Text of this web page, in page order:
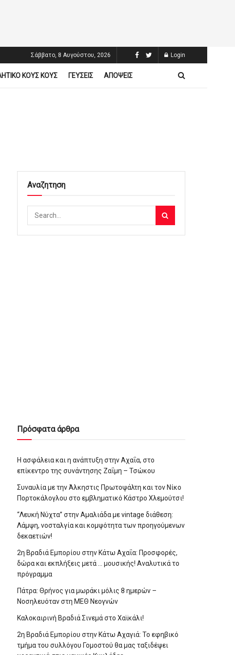
Σάββατο, 8 Αυγούστου, 2026 Login
ΚΟΥΣ ΚΟΥΣ ΓΕΥΣΕΙΣ ΑΠΟΨΕΙΣ
Αναζητηση
Πρόσφατα άρθρα
Η ασφάλεια και η ανάπτυξη στην Αχαΐα, στο
επίκεντρο της συνάντησης Ζαΐμη – Τσώκου
Συναυλία με την Άλκηστις Πρωτοψάλτη και τον Νίκο
Πορτοκάλογλου στο εμβληματικό Κάστρο Χλεμούτσι!
“Λευκή Νύχτα” στην Αμαλιάδα με vintage διάθεση:
Λάμψη, νοσταλγία και κομψότητα των προηγούμενων
δεκαετιών!
2η Βραδιά Εμπορίου στην Κάτω Αχαΐα: Προσφορές,
δώρα και εκπλήξεις μετά … μουσικής! Αναλυτικά το
πρόγραμμα
Πάτρα: Θρήνος για μωράκι μόλις 8 ημερών –
Νοσηλευόταν στη ΜΕΘ Νεογνών
Καλοκαιρινή Βραδιά Σινεμά στο Χαϊκάλι!
2η Βραδιά Εμπορίου στην Κάτω Αχαγιά: Το εφηβικό
τμήμα του συλλόγου Γομοστού θα μας ταξιδέψει